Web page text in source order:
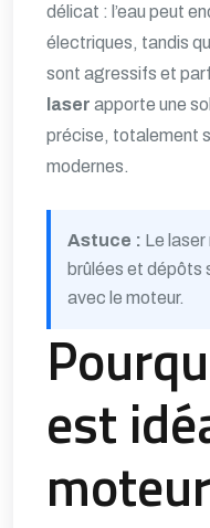
délicat : l’eau peut
électriques, tandis
sont agressifs et
laser apporte une
précise, totalement
modernes.
Astuce : Le laser
brûlées et dépôts
avec le moteur.
est